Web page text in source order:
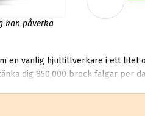
kan påverka
en vanlig hjultillverkare i ett
dig 850,000 brock fälgar per